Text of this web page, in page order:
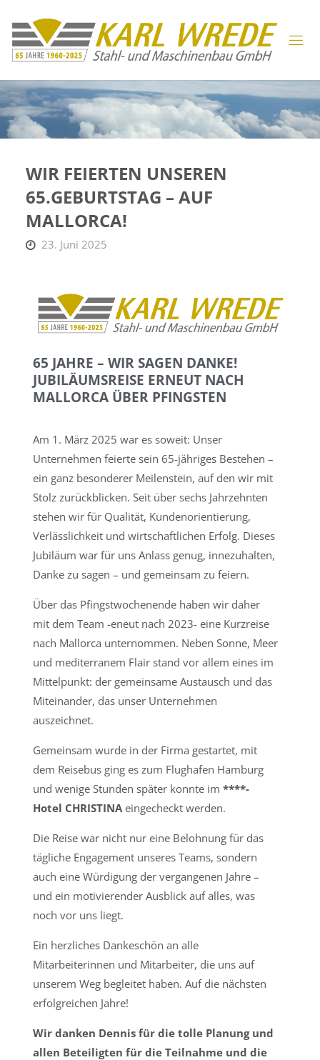
WIR FEIERTEN UNSEREN
65.GEBURTSTAG – AUF
MALLORCA!
23. Juni 2025
65 JAHRE – WIR SAGEN DANKE!
JUBILÄUMSREISE ERNEUT NACH
MALLORCA ÜBER PFINGSTEN
Am 1. März 2025 war es soweit: Unser
Unternehmen feierte sein 65-jähriges Bestehen –
ein ganz besonderer Meilenstein, auf den wir mit
Stolz zurückblicken. Seit über sechs Jahrzehnten
stehen wir für Qualität, Kundenorientierung,
Verlässlichkeit und wirtschaftlichen Erfolg. Dieses
Jubiläum war für uns Anlass genug, innezuhalten,
Danke zu sagen – und gemeinsam zu feiern.
Über das Pfingstwochenende haben wir daher
mit dem Team -eneut nach 2023- eine Kurzreise
nach Mallorca unternommen. Neben Sonne, Meer
und mediterranem Flair stand vor allem eines im
Mittelpunkt: der gemeinsame Austausch und das
Miteinander, das unser Unternehmen
auszeichnet.
Gemeinsam wurde in der Firma gestartet, mit
dem Reisebus ging es zum Flughafen Hamburg
und wenige Stunden später konnte im ****-
Hotel CHRISTINAeingecheckt werden.
Die Reise war nicht nur eine Belohnung für das
tägliche Engagement unseres Teams, sondern
auch eine Würdigung der vergangenen Jahre –
und ein motivierender Ausblick auf alles, was
noch vor uns liegt.
Ein herzliches Dankeschön an alle
Mitarbeiterinnen und Mitarbeiter, die uns auf
unserem Weg begleitet haben. Auf die nächsten
erfolgreichen Jahre!
Wir danken Dennis für die tolle Planung und
allen Beteiligten für die Teilnahme und die